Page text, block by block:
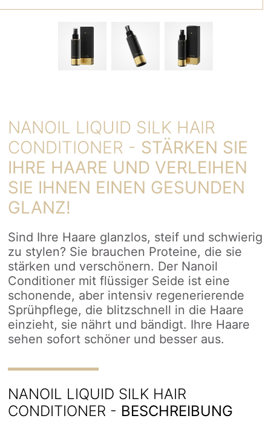
NANOIL LIQUID SILK HAIR
CONDITIONER - STÄRKEN SIE
IHRE HAARE UND VERLEIHEN
SIE IHNEN EINEN GESUNDEN
GLANZ!
Sind Ihre Haare glanzlos, steif und schwierig
zu stylen? Sie brauchen Proteine, die sie
stärken und verschönern. Der Nanoil
Conditioner mit flüssiger Seide ist eine
schonende, aber intensiv regenerierende
Sprühpflege, die blitzschnell in die Haare
einzieht, sie nährt und bändigt. Ihre Haare
sehen sofort schöner und besser aus.
NANOIL LIQUID SILK HAIR
CONDITIONER - BESCHREIBUNG